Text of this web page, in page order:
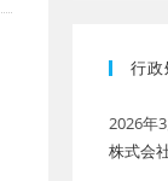
行政
2026年
株式会